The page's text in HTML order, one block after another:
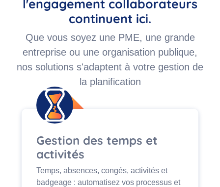
l'engagement collaborateurs
continuent ici.
Que vous soyez une PME, une grande
entreprise ou une organisation publique,
nos solutions s'adaptent à votre gestion de
la planification
Gestion des temps et
activités
Temps, absences, congés, activités et
badgeage : automatisez vos processus et